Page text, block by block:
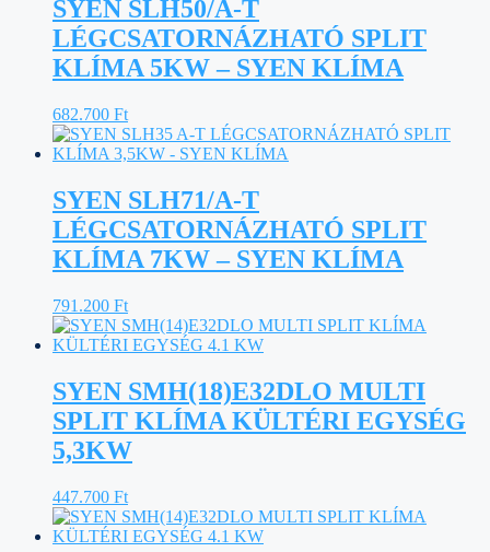
SYEN SLH50/A-T
LÉGCSATORNÁZHATÓ SPLIT
KLÍMA 5KW – SYEN KLÍMA
682.700 Ft
SYEN SLH71/A-T
LÉGCSATORNÁZHATÓ SPLIT
KLÍMA 7KW – SYEN KLÍMA
791.200 Ft
SYEN SMH(18)E32DLO MULTI
SPLIT KLÍMA KÜLTÉRI EGYSÉG
5,3KW
447.700 Ft